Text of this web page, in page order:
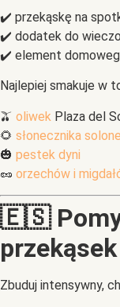
✔️ przekąskę na
✔️ dodatek do
✔️ element
Najlepiej smakuje w
🫒 oliwek Plaza del
🌻 słonecznika
🎃 pestek dyni
🥜 orzechów i
🇪🇸
Zbuduj intensywny,